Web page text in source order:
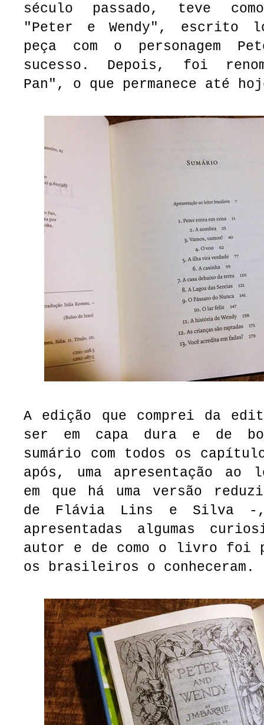
século passado, teve
"Peter e Wendy", escrito
peça com o personagem
sucesso. Depois, foi
Pan", o que permanece até
A edição que comprei da
ser em capa dura e de
sumário com todos os
após, uma apresentação
em que há uma versão
de Flávia Lins e Silva -,
apresentadas algumas
autor e de como o livro foi
os brasileiros o conheceram.